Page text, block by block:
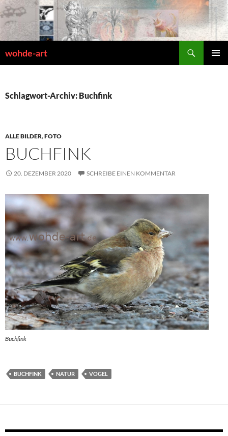
Zum
Inhalt
springen
wohde-art
Schlagwort-Archiv: Buchfink
ALLE BILDER,FOTO
BUCHFINK
20. DEZEMBER 2020 SCHREIBE EINEN KOMMENTAR
Buchfink
BUCHFINK NATUR VOGEL